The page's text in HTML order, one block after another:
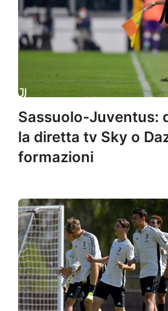
Sassuolo-Juventus:
la diretta tv Sky o
formazioni